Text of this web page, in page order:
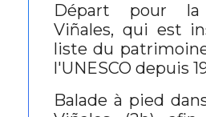
Départ pour
Viñales, qui est
liste du
l'UNESCO depuis
Balade à pied